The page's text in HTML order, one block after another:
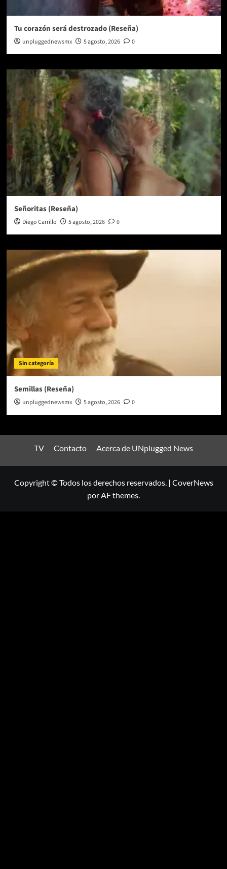
Tu corazón será destrozado (Reseña)
unpluggednewsmx 5 agosto, 2026 0
Señoritas (Reseña)
Diego Carrillo 5 agosto, 2026 0
Sin categoría
Semillas (Reseña)
unpluggednewsmx 5 agosto, 2026 0
TV Contacto Acerca de UNplugged News
Copyright © Todos los derechos reservados. | CoverNews
por AF themes.